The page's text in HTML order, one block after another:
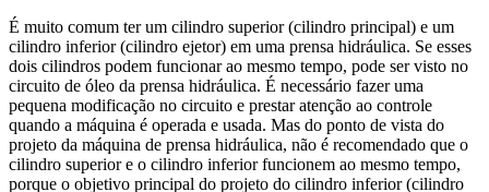
É muito comum ter um cilindro superior (cilindro principal) e um
cilindro inferior (cilindro ejetor) em uma prensa hidráulica. Se esses
dois cilindros podem funcionar ao mesmo tempo, pode ser visto no
circuito de óleo da prensa hidráulica. É necessário fazer uma
pequena modificação no circuito e prestar atenção ao controle
quando a máquina é operada e usada. Mas do ponto de vista do
projeto da máquina de prensa hidráulica, não é recomendado que o
cilindro superior e o cilindro inferior funcionem ao mesmo tempo,
porque o objetivo principal do projeto do cilindro inferior (cilindro